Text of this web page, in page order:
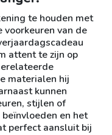
te houden met
van de
attent te zijn op
materialen hij
kunnen
stijlen of
en het
perfect aansluit bij